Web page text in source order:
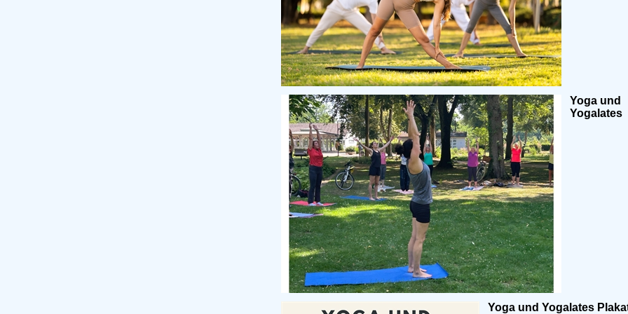
Yoga und
Yogalates
Yoga und Yogalates